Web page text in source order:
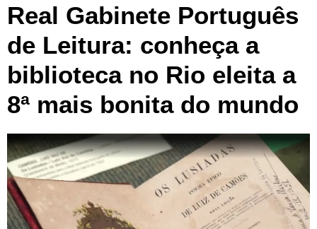
Real Gabinete Português
de Leitura: conheça a
biblioteca no Rio eleita a
8ª mais bonita do mundo